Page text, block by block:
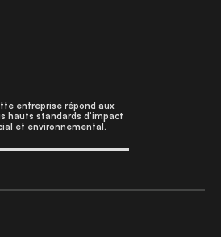
entreprise répond aux
hauts standards d'impact
et environnemental.